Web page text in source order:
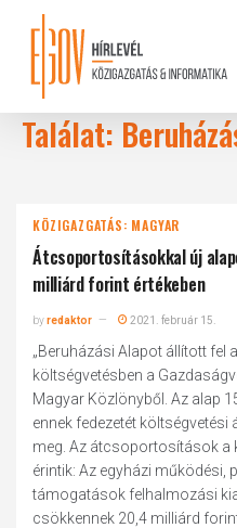
content
Találat:
KÖZIGAZGATÁS: MAGYAR
Átcsoportosításokkal új
milliárd forint értékeben
byredaktor 2021. február 15.
„Beruházási Alapot állított fel
költségvetésben a
Magyar Közlönyből. Az alap
ennek fedezetét
meg. Az átcsoportosítások a
érintik: Az egyházi működési,
támogatások felhalmozási
csökkennek 20,4 milliárd